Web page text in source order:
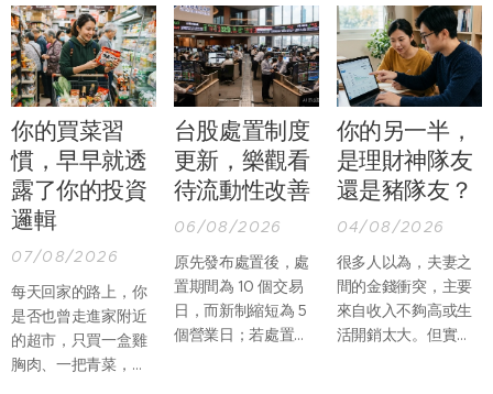
你的買菜習
慣，早早就透
露了你的投資
邏輯
07/08/2026
每天回家的路上，你
是否也曾走進家附近
的超市，只買一盒雞
胸肉、一把青菜，再
台股處置制度
更新，樂觀看
待流動性改善
06/08/2026
原先發布處置後，處
置期間為 10 個交易
日，而新制縮短為 5
個營業日；若處置期
你的另一半，
是理財神隊友
還是豬隊友？
04/08/2026
很多人以為，夫妻之
間的金錢衝突，主要
來自收入不夠高或生
活開銷太大。但實際